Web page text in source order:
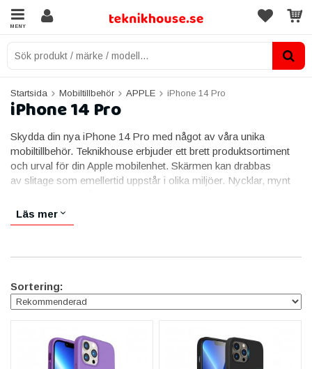
MENY
Startsida Mobiltillbehör APPLE iPhone 14 Pro
iPhone 14 Pro
Skydda din nya iPhone 14 Pro med något av våra unika
mobiltillbehör. Teknikhouse erbjuder ett brett produktsortiment
och urval för din Apple mobilenhet. Skärmen kan drabbas
av slitage som emellertid uppstår i olika miljöer. Nycklar, mynt
Tappar du din mobiltelefon under promenaden, på gymmet eller
när du är ute och joggar är risken stor för sprickor. Med ett av
adaptrar är något som underlättar för flera av oss.
Trådlös laddning när du vill
flera olika alternativ att välja mellan. Qi-laddare såsom Magsafe
erbjuder flera fördelar när du besöker olika platser. Billaddare
Läs mer
Sortering: